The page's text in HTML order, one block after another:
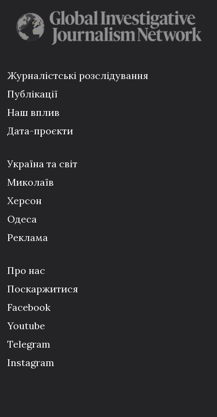
Журналістські розслідування
Публікації
Наш вплив
Дата-проєкти
Україна та світ
Миколаїв
Херсон
Одеса
Реклама
Про нас
Поскаржитися
Facebook
Youtube
Telegram
Instagram